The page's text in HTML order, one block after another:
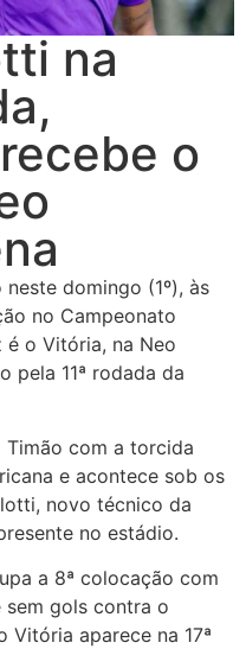
na
o
domingo (1º), às
no Campeonato
é o Vitória, na Neo
pela 11ª rodada da
com a torcida
e acontece sob os
novo técnico da
no estádio.
a 8ª colocação com
sem gols contra o
Vitória aparece na 17ª